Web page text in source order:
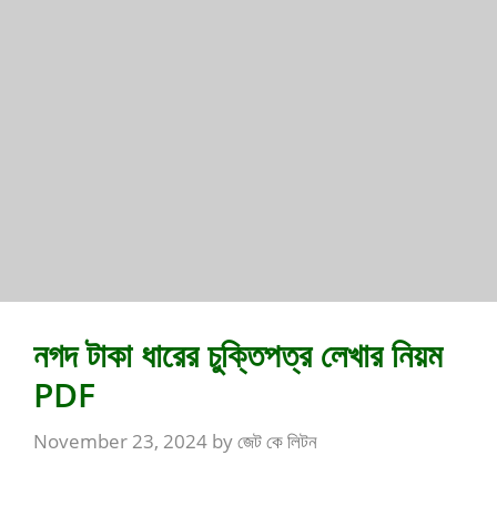
নগদ টাকা ধারের চুক্তিপত্র লেখার নিয়ম
PDF
November 23, 2024 byজেট কে লিটন